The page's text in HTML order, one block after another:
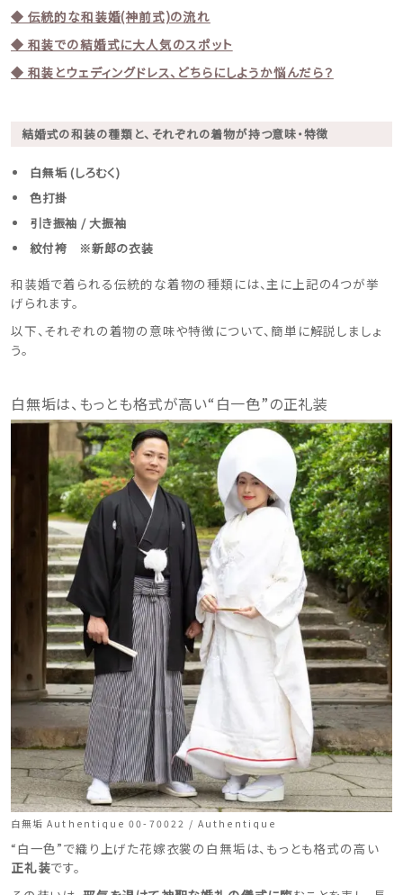
◆ 伝統的な和装婚(神前式)の流れ
◆ 和装での結婚式に大人気のスポット
◆ 和装とウェディングドレス、どちらにしようか悩んだら？
結婚式の和装の種類と、それぞれの着物が持つ意味・特徴
白無垢 (しろむく)
色打掛
引き振袖 / 大振袖
紋付袴 ※新郎の衣装
和装婚で着られる伝統的な着物の種類には、主に上記の4つが挙
げられます。
以下、それぞれの着物の意味や特徴について、簡単に解説しましょ
う。
白無垢は、もっとも格式が高い“白一色”の正礼装
白無垢 Authentique 00-70022 / Authentique
“白一色”で織り上げた花嫁衣裳の白無垢は、もっとも格式の高い
正礼装です。